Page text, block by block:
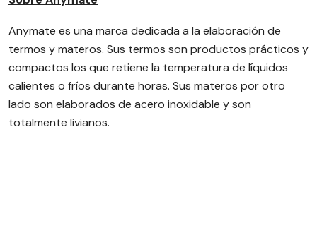
Anymate es una marca dedicada a la elaboración de
termos y materos. Sus termos son productos prácticos y
compactos los que retiene la temperatura de líquidos
calientes o fríos durante horas. Sus materos por otro
lado son elaborados de acero inoxidable y son
totalmente livianos.